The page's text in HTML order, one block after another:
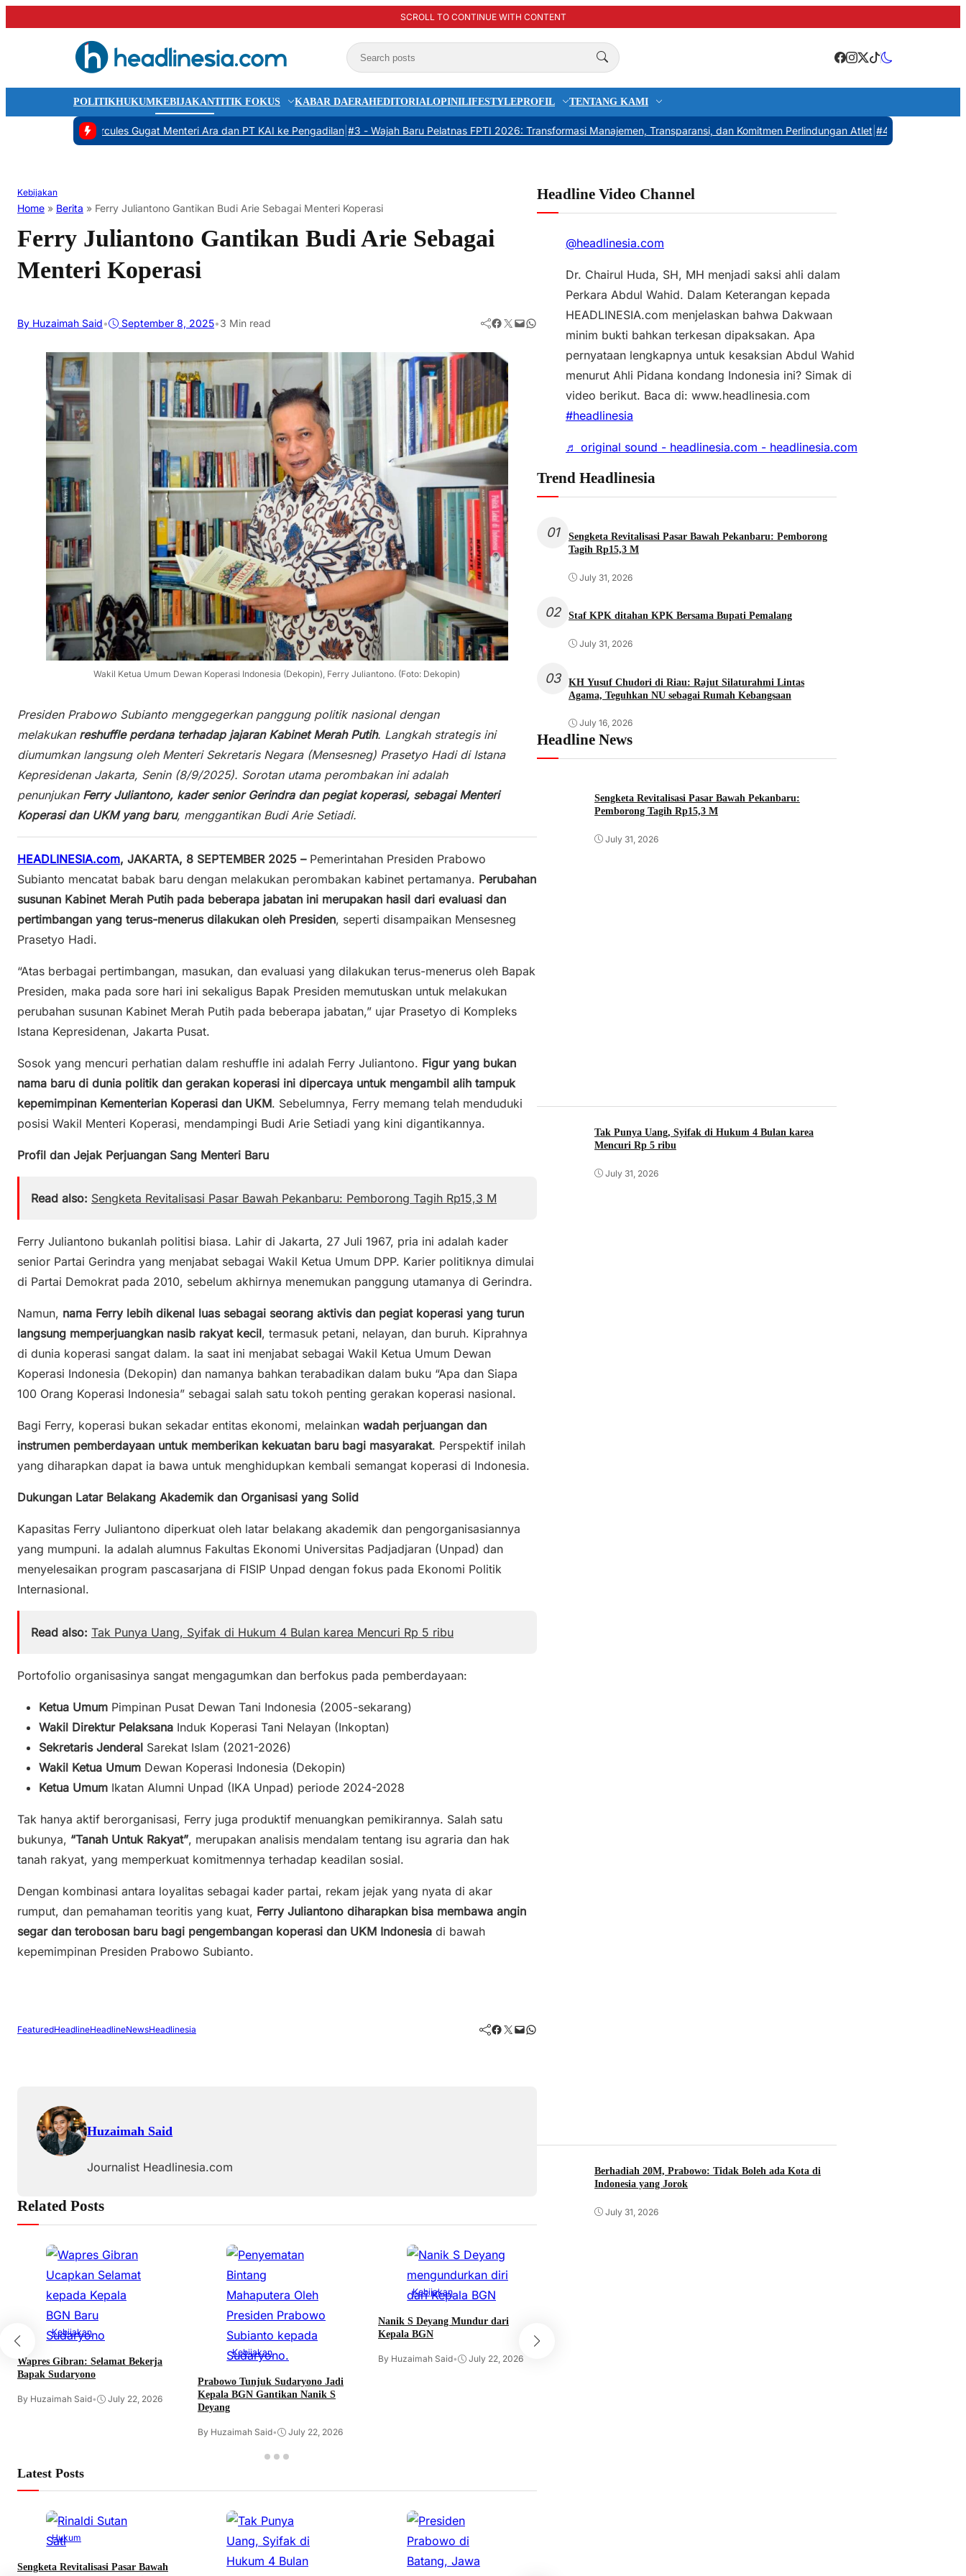
SCROLL TO CONTINUE WITH CONTENT
POLITIKHUKUMKEBIJAKANTITIK FOKUS KABAR DAERAHEDITORIALOPINILIFESTYLEPROFIL TENTANG KAMI
Hercules Gugat Menteri Ara dan PT KAI ke Pengadilan|#3 -Wajah Baru Pelatnas FPTI 2026: Transformasi Manajemen, Transparansi, dan Komitmen Perlindungan Atlet|#4 -Fadia Arafiq: “Saya
Kebijakan
Home » Berita » Ferry Juliantono Gantikan Budi Arie Sebagai Menteri Koperasi
Ferry Juliantono Gantikan Budi Arie Sebagai
Menteri Koperasi
By Huzaimah Said• September 8, 2025•3 Min read Facebook Twitter Mail WhatsApp
Wakil Ketua Umum Dewan Koperasi Indonesia (Dekopin), Ferry Juliantono. (Foto: Dekopin)
Presiden Prabowo Subianto menggegerkan panggung politik nasional dengan
melakukan reshuffle perdana terhadap jajaran Kabinet Merah Putih. Langkah strategis ini
diumumkan langsung oleh Menteri Sekretaris Negara (Mensesneg) Prasetyo Hadi di Istana
Kepresidenan Jakarta, Senin (8/9/2025). Sorotan utama perombakan ini adalah
penunjukan Ferry Juliantono, kader senior Gerindra dan pegiat koperasi, sebagai Menteri
Koperasi dan UKM yang baru, menggantikan Budi Arie Setiadi.
HEADLINESIA.com, JAKARTA, 8 SEPTEMBER 2025 –Pemerintahan Presiden Prabowo
Subianto mencatat babak baru dengan melakukan perombakan kabinet pertamanya. Perubahan
susunan Kabinet Merah Putih pada beberapa jabatan ini merupakan hasil dari evaluasi dan
pertimbangan yang terus-menerus dilakukan oleh Presiden, seperti disampaikan Mensesneg
Prasetyo Hadi.
“Atas berbagai pertimbangan, masukan, dan evaluasi yang dilakukan terus-menerus oleh Bapak
Presiden, maka pada sore hari ini sekaligus Bapak Presiden memutuskan untuk melakukan
perubahan susunan Kabinet Merah Putih pada beberapa jabatan,” ujar Prasetyo di Kompleks
Istana Kepresidenan, Jakarta Pusat.
Sosok yang mencuri perhatian dalam reshuffle ini adalah Ferry Juliantono. Figur yang bukan
nama baru di dunia politik dan gerakan koperasi ini dipercaya untuk mengambil alih tampuk
kepemimpinan Kementerian Koperasi dan UKM. Sebelumnya, Ferry memang telah menduduki
posisi Wakil Menteri Koperasi, mendampingi Budi Arie Setiadi yang kini digantikannya.
Profil dan Jejak Perjuangan Sang Menteri Baru
Read also: Sengketa Revitalisasi Pasar Bawah Pekanbaru: Pemborong Tagih Rp15,3 M
Ferry Juliantono bukanlah politisi biasa. Lahir di Jakarta, 27 Juli 1967, pria ini adalah kader
senior Partai Gerindra yang menjabat sebagai Wakil Ketua Umum DPP. Karier politiknya dimulai
di Partai Demokrat pada 2010, sebelum akhirnya menemukan panggung utamanya di Gerindra.
Namun, nama Ferry lebih dikenal luas sebagai seorang aktivis dan pegiat koperasi yang turun
langsung memperjuangkan nasib rakyat kecil, termasuk petani, nelayan, dan buruh. Kiprahnya
di dunia koperasi sangat dalam. Ia saat ini menjabat sebagai Wakil Ketua Umum Dewan
Koperasi Indonesia (Dekopin) dan namanya bahkan terabadikan dalam buku “Apa dan Siapa
100 Orang Koperasi Indonesia” sebagai salah satu tokoh penting gerakan koperasi nasional.
Bagi Ferry, koperasi bukan sekadar entitas ekonomi, melainkan wadah perjuangan dan
instrumen pemberdayaan untuk memberikan kekuatan baru bagi masyarakat. Perspektif inilah
yang diharapkan dapat ia bawa untuk menghidupkan kembali semangat koperasi di Indonesia.
Dukungan Latar Belakang Akademik dan Organisasi yang Solid
Kapasitas Ferry Juliantono diperkuat oleh latar belakang akademik dan pengorganisasiannya
yang mumpuni. Ia adalah alumnus Fakultas Ekonomi Universitas Padjadjaran (Unpad) dan
menyelesaikan program pascasarjana di FISIP Unpad dengan fokus pada Ekonomi Politik
Internasional.
Read also: Tak Punya Uang, Syifak di Hukum 4 Bulan karea Mencuri Rp 5 ribu
Portofolio organisasinya sangat mengagumkan dan berfokus pada pemberdayaan:
Ketua Umum Pimpinan Pusat Dewan Tani Indonesia (2005-sekarang)
Wakil Direktur Pelaksana Induk Koperasi Tani Nelayan (Inkoptan)
Sekretaris Jenderal Sarekat Islam (2021-2026)
Wakil Ketua Umum Dewan Koperasi Indonesia (Dekopin)
Ketua Umum Ikatan Alumni Unpad (IKA Unpad) periode 2024-2028
Tak hanya aktif berorganisasi, Ferry juga produktif menuangkan pemikirannya. Salah satu
bukunya, “Tanah Untuk Rakyat”, merupakan analisis mendalam tentang isu agraria dan hak
tanah rakyat, yang memperkuat komitmennya terhadap keadilan sosial.
Dengan kombinasi antara loyalitas sebagai kader partai, rekam jejak yang nyata di akar
rumput, dan pemahaman teoritis yang kuat, Ferry Juliantono diharapkan bisa membawa angin
segar dan terobosan baru bagi pengembangan koperasi dan UKM Indonesia di bawah
kepemimpinan Presiden Prabowo Subianto.
FeaturedHeadlineHeadlineNewsHeadlinesia Facebook Twitter Mail WhatsApp
Huzaimah Said
Journalist Headlinesia.com
Related Posts
Kebijakan
Wapres Gibran: Selamat Bekerja
Bapak Sudaryono
By Huzaimah Said• July 22, 2026
Kebijakan
Prabowo Tunjuk Sudaryono Jadi
Kepala BGN Gantikan Nanik S
Deyang
By Huzaimah Said• July 22, 2026
Kebijakan
Nanik S Deyang Mundur dari
Kepala BGN
By Huzaimah Said• July 22, 2026
Latest Posts
Hukum
Sengketa Revitalisasi Pasar Bawah
Headline Video Channel
@headlinesia.com
Dr. Chairul Huda, SH, MH menjadi saksi ahli dalam
Perkara Abdul Wahid. Dalam Keterangan kepada
HEADLINESIA.com menjelaskan bahwa Dakwaan
minim bukti bahkan terkesan dipaksakan. Apa
pernyataan lengkapnya untuk kesaksian Abdul Wahid
menurut Ahli Pidana kondang Indonesia ini? Simak di
video berikut. Baca di: www.headlinesia.com
#headlinesia
♬ original sound - headlinesia.com - headlinesia.com
Trend Headlinesia
01
Sengketa Revitalisasi Pasar Bawah Pekanbaru: Pemborong
Tagih Rp15,3 M
July 31, 2026
02 Staf KPK ditahan KPK Bersama Bupati Pemalang
July 31, 2026
03
KH Yusuf Chudori di Riau: Rajut Silaturahmi Lintas
Agama, Teguhkan NU sebagai Rumah Kebangsaan
July 16, 2026
Headline News
Sengketa Revitalisasi Pasar Bawah Pekanbaru:
Pemborong Tagih Rp15,3 M
July 31, 2026
Tak Punya Uang, Syifak di Hukum 4 Bulan karea
Mencuri Rp 5 ribu
July 31, 2026
Berhadiah 20M, Prabowo: Tidak Boleh ada Kota di
Indonesia yang Jorok
July 31, 2026